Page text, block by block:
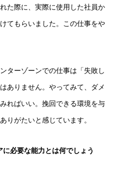
た際に、実際に使用した社員か
てもらいました。この仕事をや
ターゾーンでの仕事は「失敗し
ありません。やってみて、ダメ
ればいい。挽回できる環境を与
りがたいと感じています。
必要な能力とは何でしょう